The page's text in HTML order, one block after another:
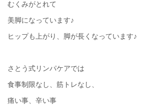
むくみがとれて
美脚になっています♪
ヒップも上がり、脚が長くなっています♪
さとう式リンパケアでは
食事制限なし、筋トレなし、
痛い事、辛い事